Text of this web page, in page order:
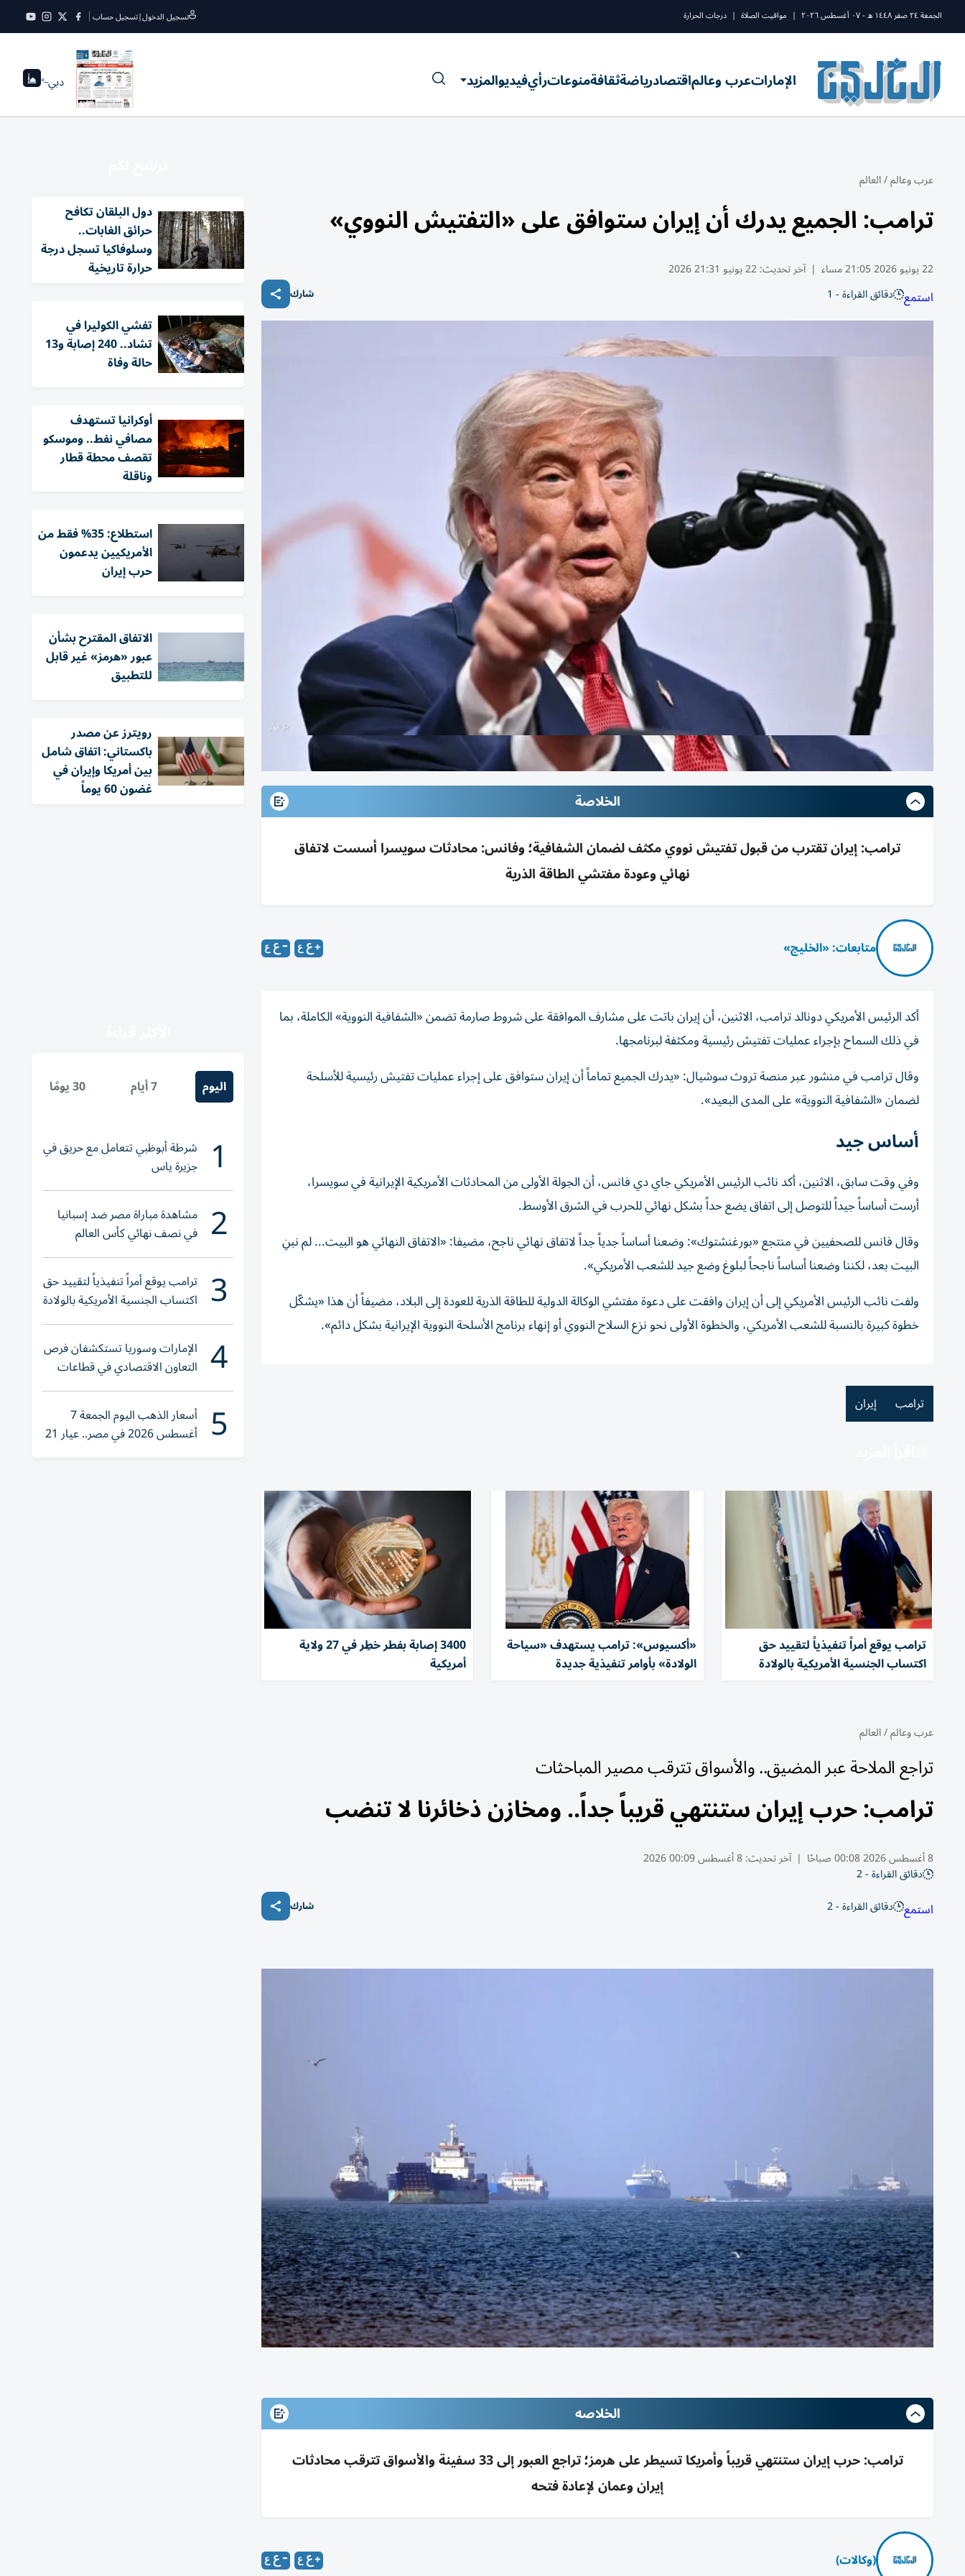
الجمعة ٢٤ صفر ١٤٤٨ ه - ٠٧ أغسطس ٢٠٢٦ | مواقيت الصلاة | درجات الحرارة تسجيل الدخول|تسجيل حساب
الإماراتعرب وعالماقتصادرياضةثقافةمنوعاترأيفيديوالمزيد دبي--°
عرب وعالم/العالم
ترامب: الجميع يدرك أن إيران ستوافق على «التفتيش النووي»
22 يونيو 2026 21:05 مساء | آخر تحديث:22 يونيو 21:31 2026
استمع دقائق القراءة - 1 شارك
الخلاصة
ترامب: إيران تقترب من قبول تفتيش نووي مكثف لضمان الشفافية؛ وفانس: محادثات سويسرا أسست لاتفاق
نهائي وعودة مفتشي الطاقة الذرية
متابعات: «الخليج»
أكد الرئيس الأمريكي دونالد ترامب، الاثنين، أن إيران باتت على مشارف الموافقة على شروط صارمة تضمن «الشفافية النووية» الكاملة، بما
في ذلك السماح بإجراء عمليات تفتيش رئيسية ومكثفة لبرنامجها.
وقال ترامب في منشور عبر منصة تروث سوشيال: «يدرك الجميع تماماً أن إيران ستوافق على إجراء عمليات تفتيش رئيسية للأسلحة
لضمان «الشفافية النووية» على المدى البعيد».
أساس جيد
وفي وقت سابق، الاثنين، أكد نائب الرئيس الأمريكي جاي دي فانس، أن الجولة الأولى من المحادثات الأمريكية الإيرانية في سويسرا،
أرست أساساً جيداً للتوصل إلى اتفاق يضع حداً بشكل نهائي للحرب في الشرق الأوسط.
وقال فانس للصحفيين في منتجع «بورغنشتوك»: وضعنا أساساً جدياً جداً لاتفاق نهائي ناجح، مضيفا: «الاتفاق النهائي هو البيت... لم نبنِ
البيت بعد، لكننا وضعنا أساساً ناجحاً لبلوغ وضع جيد للشعب الأمريكي».
ولفت نائب الرئيس الأمريكي إلى أن إيران وافقت على دعوة مفتشي الوكالة الدولية للطاقة الذرية للعودة إلى البلاد، مضيفاً أن هذا «يشكّل
خطوة كبيرة بالنسبة للشعب الأمريكي، والخطوة الأولى نحو نزع السلاح النووي أو إنهاء برنامج الأسلحة النووية الإيرانية بشكل دائم».
ترامب إيران
ترامب يوقع أمراً تنفيذياً لتقييد حق
اكتساب الجنسية الأمريكية بالولادة
«أكسيوس»: ترامب يستهدف «سياحة
الولادة» بأوامر تنفيذية جديدة
3400 إصابة بفطر خطِر في 27 ولاية
أمريكية
عرب وعالم/العالم
تراجع الملاحة عبر المضيق.. والأسواق تترقب مصير المباحثات
ترامب: حرب إيران ستنتهي قريباً جداً.. ومخازن ذخائرنا لا تنضب
8 أغسطس 2026 00:08 صباحًا | آخر تحديث:8 أغسطس 00:09 2026
دقائق القراءة - 2
استمع دقائق القراءة - 2 شارك
الخلاصه
ترامب: حرب إيران ستنتهي قريباً وأمريكا تسيطر على هرمز؛ تراجع العبور إلى 33 سفينة والأسواق تترقب محادثات
إيران وعمان لإعادة فتحه
(وكالات)
دول البلقان تكافح
حرائق الغابات..
وسلوفاكيا تسجل درجة
حرارة تاريخية
تفشي الكوليرا في
تشاد.. 240 إصابة و13
حالة وفاة
أوكرانيا تستهدف
مصافي نفط.. وموسكو
تقصف محطة قطار
وناقلة
استطلاع: 35% فقط من
الأمريكيين يدعمون
حرب إيران
الاتفاق المقترح بشأن
عبور «هرمز» غير قابل
للتطبيق
‏رويترز عن مصدر
باكستاني: اتفاق شامل
بين أمريكا وإيران في
غضون 60 يوماً
اليوم 7 أيام 30 يومًا
1 شرطة أبوظبي تتعامل مع حريق في
جزيرة ياس
2 مشاهدة مباراة مصر ضد إسبانيا
في نصف نهائي كأس العالم
لناشئات اليد 2026
3 ترامب يوقع أمراً تنفيذياً لتقييد حق
اكتساب الجنسية الأمريكية بالولادة
4 الإمارات وسوريا تستكشفان فرص
التعاون الاقتصادي في قطاعات
حيوية
5 أسعار الذهب اليوم الجمعة 7
أغسطس 2026 في مصر.. عيار 21